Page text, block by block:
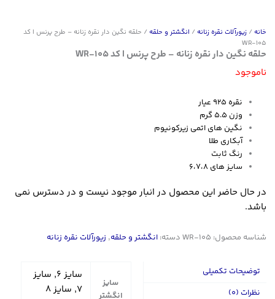
خانه / زیورآلات نقره زنانه / انگشتر و حلقه / حلقه نگین دار نقره زنانه – طرح پرنس | کد
WR-105
حلقه نگین دار نقره زنانه – طرح پرنس | کد WR-105
ناموجود
نقره ۹۲۵ عیار
وزن ۵.۵ گرم
نگین های اتمی زیرکونیوم
آبکاری طلا
رنگ ثابت
سایز های ۶،۷،۸
در حال حاضر این محصول در انبار موجود نیست و در دسترس نمی
باشد.
شناسه محصول: WR-105 دسته: انگشتر و حلقه, زیورآلات نقره زنانه
توضیحات تکمیلی
نظرات (0)
سایز
انگشتر
سایز ۶, سایز
۷, سایز ۸